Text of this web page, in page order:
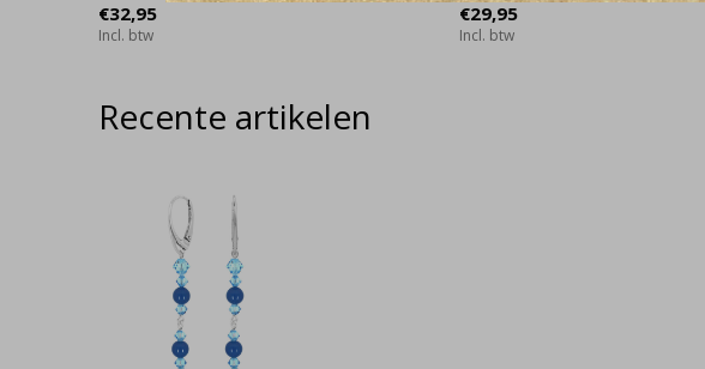
€32,95
Incl. btw
€29,95
Incl. btw
Recente artikelen